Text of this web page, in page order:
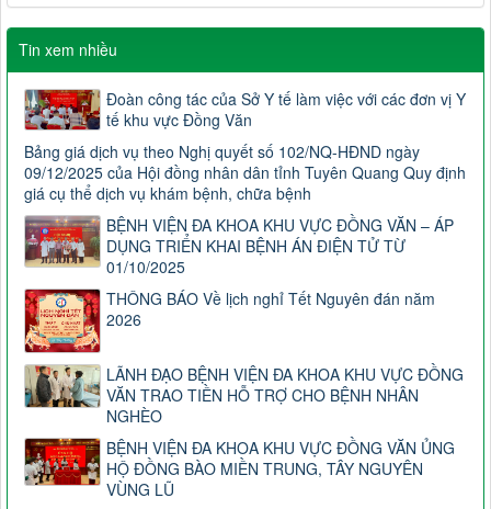
Tin xem nhiều
Đoàn công tác của Sở Y tế làm việc với các đơn vị Y
tế khu vực Đồng Văn
Bảng giá dịch vụ theo Nghị quyết số 102/NQ-HĐND ngày
09/12/2025 của Hội đồng nhân dân tỉnh Tuyên Quang Quy định
giá cụ thể dịch vụ khám bệnh, chữa bệnh
BỆNH VIỆN ĐA KHOA KHU VỰC ĐỒNG VĂN – ÁP
DỤNG TRIỂN KHAI BỆNH ÁN ĐIỆN TỬ TỪ
01/10/2025
THÔNG BÁO Về lịch nghỉ Tết Nguyên đán năm
2026
LÃNH ĐẠO BỆNH VIỆN ĐA KHOA KHU VỰC ĐỒNG
VĂN TRAO TIỀN HỖ TRỢ CHO BỆNH NHÂN
NGHÈO
BỆNH VIỆN ĐA KHOA KHU VỰC ĐỒNG VĂN ỦNG
HỘ ĐỒNG BÀO MIỀN TRUNG, TÂY NGUYÊN
VÙNG LŨ